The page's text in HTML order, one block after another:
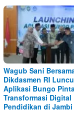
Wagub Sani
Dikdasmen RI
Aplikasi Bungo
Transformasi Digital
Pendidikan di Jambi